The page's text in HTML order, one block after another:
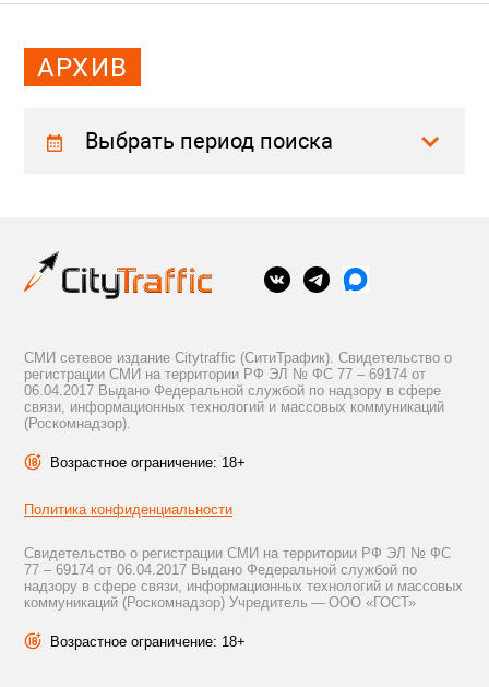
АРХИВ
Выбрать период поиска
СМИ сетевое издание Citytraffic (СитиТрафик). Свидетельство о
регистрации СМИ на территории РФ ЭЛ № ФС 77 – 69174 от
06.04.2017 Выдано Федеральной службой по надзору в сфере
связи, информационных технологий и массовых коммуникаций
(Роскомнадзор).
Возрастное ограничение: 18+
Политика конфиденциальности
Свидетельство о регистрации СМИ на территории РФ ЭЛ № ФС
77 – 69174 от 06.04.2017 Выдано Федеральной службой по
надзору в сфере связи, информационных технологий и массовых
коммуникаций (Роскомнадзор) Учредитель — ООО «ГОСТ»
Возрастное ограничение: 18+